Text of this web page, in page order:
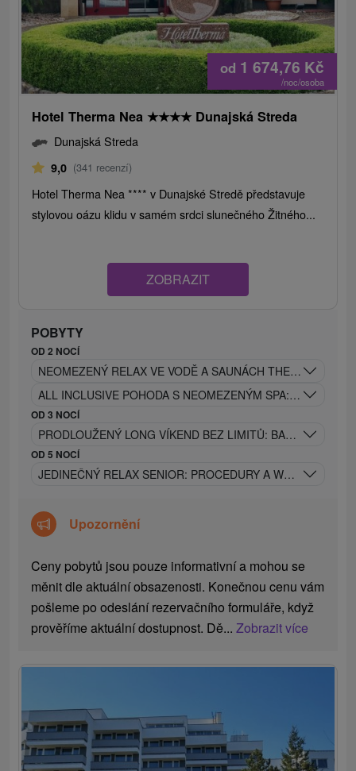
od 1 674,76 Kč
/noc/osoba
Hotel Therma Nea ★★★★ Dunajská Streda
Dunajská Streda
9,0 (341 recenzí)
Hotel Therma Nea **** v Dunajské Stredě představuje
stylovou oázu klidu v samém srdci slunečného Žitného...
ZOBRAZIT
POBYTY
OD 2 NOCÍ
NEOMEZENÝ RELAX VE VODĚ A SAUNÁCH
ALL INCLUSIVE POHODA S NEOMEZENÝM SPA: TERMÁLNÍ
OD 3 NOCÍ
PRODLOUŽENÝ LONG VÍKEND BEZ LIMITŮ: BAZÉNY,
OD 5 NOCÍ
JEDINEČNÝ RELAX SENIOR: PROCEDURY A WELLNESS
Upozornění
Ceny pobytů jsou pouze informativní a mohou se
měnit dle aktuální obsazenosti. Konečnou cenu vám
pošleme po odeslání rezervačního formuláře, když
prověříme aktuální dostupnost. Dě...Zobrazit více